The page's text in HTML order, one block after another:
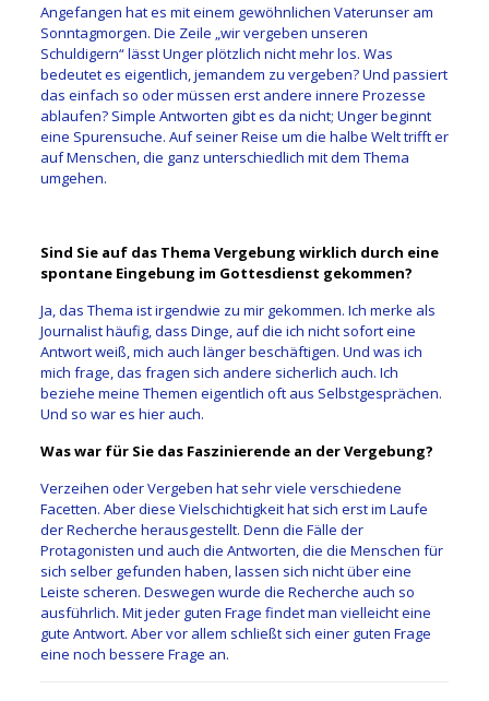
Angefangen hat es mit einem gewöhnlichen Vaterunser am
Sonntagmorgen. Die Zeile „wir vergeben unseren
Schuldigern“ lässt Unger plötzlich nicht mehr los. Was
bedeutet es eigentlich, jemandem zu vergeben? Und passiert
das einfach so oder müssen erst andere innere Prozesse
ablaufen? Simple Antworten gibt es da nicht; Unger beginnt
eine Spurensuche. Auf seiner Reise um die halbe Welt trifft er
auf Menschen, die ganz unterschiedlich mit dem Thema
umgehen.
Sind Sie auf das Thema Vergebung wirklich durch eine
spontane Eingebung im Gottesdienst gekommen?
Ja, das Thema ist irgendwie zu mir gekommen. Ich merke als
Journalist häufig, dass Dinge, auf die ich nicht sofort eine
Antwort weiß, mich auch länger beschäftigen. Und was ich
mich frage, das fragen sich andere sicherlich auch. Ich
beziehe meine Themen eigentlich oft aus Selbstgesprächen.
Und so war es hier auch.
Was war für Sie das Faszinierende an der Vergebung?
Verzeihen oder Vergeben hat sehr viele verschiedene
Facetten. Aber diese Vielschichtigkeit hat sich erst im Laufe
der Recherche herausgestellt. Denn die Fälle der
Protagonisten und auch die Antworten, die die Menschen für
sich selber gefunden haben, lassen sich nicht über eine
Leiste scheren. Deswegen wurde die Recherche auch so
ausführlich. Mit jeder guten Frage findet man vielleicht eine
gute Antwort. Aber vor allem schließt sich einer guten Frage
eine noch bessere Frage an.